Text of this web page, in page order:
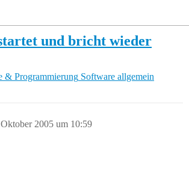
und bricht wieder
& Programmierung Software allgemein
2005 um 10:59